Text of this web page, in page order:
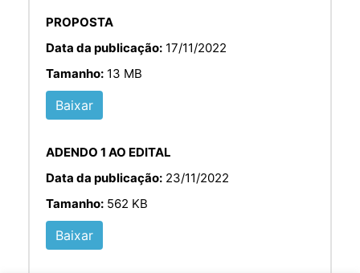
PROPOSTA
Data da publicação: 17/11/2022
Tamanho: 13 MB
Baixar
ADENDO 1 AO EDITAL
Data da publicação: 23/11/2022
Tamanho: 562 KB
Baixar